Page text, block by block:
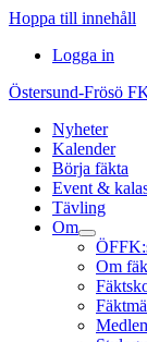
Hoppa till innehåll
Logga in
Östersund-Frösö
Nyheter
Kalender
Börja fäkta
Event &
Tävling
Om
Om